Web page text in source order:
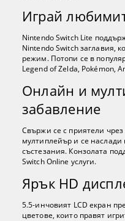
Играй
Nintendo Switch Lite
Nintendo Switch заглавия,
режим. Потопи се в
Legend of Zelda, Pokémon,
Онлайн и
забавление
Свържи се с приятели
мултиплейър и се
състезания. Конзолата
Switch Online услуги.
Ярък HD
5.5-инчовият LCD екран
цветове, които правят